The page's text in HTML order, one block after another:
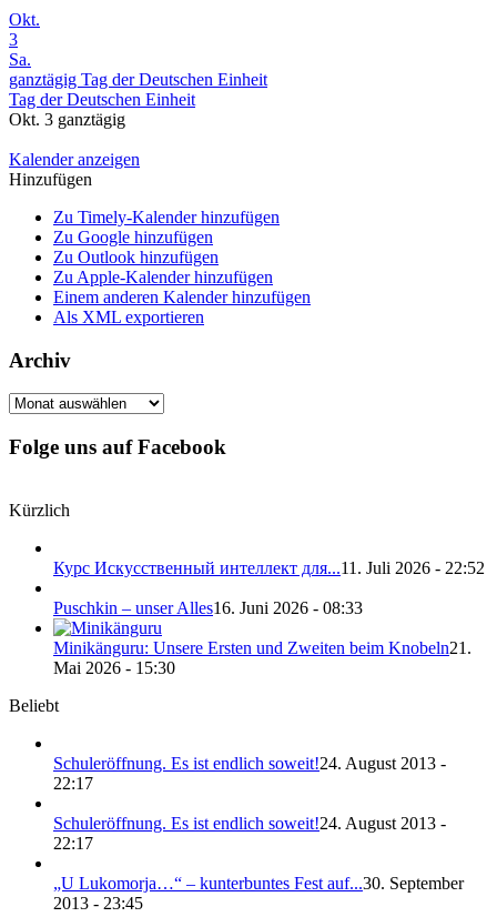
Okt.
3
Sa.
ganztägig Tag der Deutschen Einheit
Tag der Deutschen Einheit
Okt. 3 ganztägig
Kalender anzeigen
Hinzufügen
Zu Timely-Kalender hinzufügen
Zu Google hinzufügen
Zu Outlook hinzufügen
Zu Apple-Kalender hinzufügen
Einem anderen Kalender hinzufügen
Als XML exportieren
Archiv
Archiv
Folge uns auf Facebook
Kürzlich
Курс Искусственный интеллект для...11. Juli 2026 - 22:52
Puschkin – unser Alles16. Juni 2026 - 08:33
Minikänguru: Unsere Ersten und Zweiten beim Knobeln21.
Mai 2026 - 15:30
Beliebt
Schuleröffnung. Es ist endlich soweit!24. August 2013 -
22:17
Schuleröffnung. Es ist endlich soweit!24. August 2013 -
22:17
„U Lukomorja…“ – kunterbuntes Fest auf...30. September
2013 - 23:45